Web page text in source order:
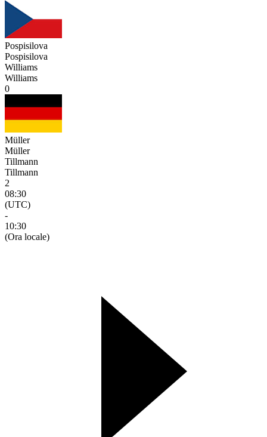
Pospisilova
Pospisilova
Williams
Williams
0
Müller
Müller
Tillmann
Tillmann
2
08:30
(UTC)
-
10:30
(Ora locale)